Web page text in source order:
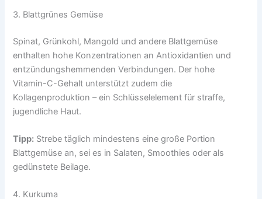
3. Blattgrünes Gemüse
Spinat, Grünkohl, Mangold und andere Blattgemüse
enthalten hohe Konzentrationen an Antioxidantien und
entzündungshemmenden Verbindungen. Der hohe
Vitamin-C-Gehalt unterstützt zudem die
Kollagenproduktion – ein Schlüsselelement für straffe,
jugendliche Haut.
Tipp: Strebe täglich mindestens eine große Portion
Blattgemüse an, sei es in Salaten, Smoothies oder als
gedünstete Beilage.
4. Kurkuma